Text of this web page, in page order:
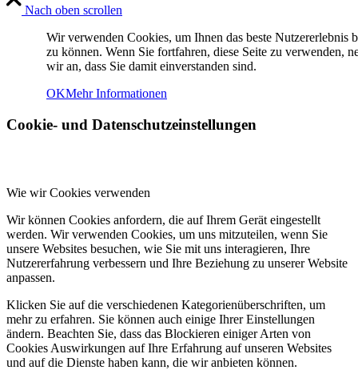
Nach oben scrollen
Wir verwenden Cookies, um Ihnen das beste Nutzererlebnis
zu können. Wenn Sie fortfahren, diese Seite zu verwenden,
wir an, dass Sie damit einverstanden sind.
OKMehr Informationen
Cookie- und Datenschutzeinstellungen
Wie wir Cookies verwenden
Wir können Cookies anfordern, die auf Ihrem Gerät eingestellt
werden. Wir verwenden Cookies, um uns mitzuteilen, wenn Sie
unsere Websites besuchen, wie Sie mit uns interagieren, Ihre
Nutzererfahrung verbessern und Ihre Beziehung zu unserer Website
anpassen.
Klicken Sie auf die verschiedenen Kategorienüberschriften, um
mehr zu erfahren. Sie können auch einige Ihrer Einstellungen
ändern. Beachten Sie, dass das Blockieren einiger Arten von
Cookies Auswirkungen auf Ihre Erfahrung auf unseren Websites
und auf die Dienste haben kann, die wir anbieten können.